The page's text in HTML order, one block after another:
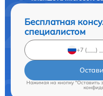
Бесплатная
специалистом
Нажимая на кнопку "Оставить